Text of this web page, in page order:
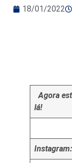
18/01/2022
Agora
lá!